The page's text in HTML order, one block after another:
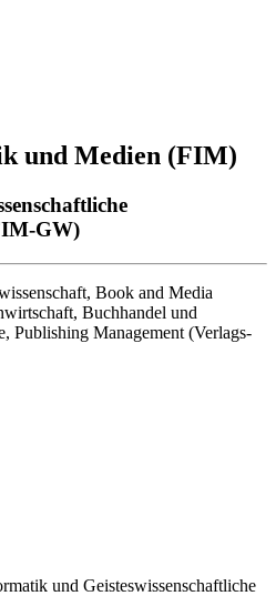
und Medien (FIM)
GW)
Book and Media
Buchhandel und
Publishing Management (Verlags-
und Geisteswissenschaftliche